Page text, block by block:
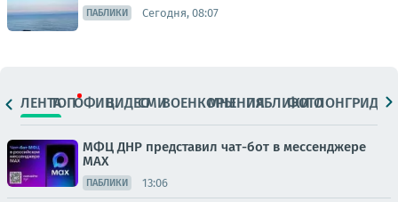
ПАБЛИКИ Сегодня, 08:07
ЛЕНТАТОПОФИЦ.ВИДЕОСМИВОЕНКОРЫМНЕНИЯПАБЛИКИ
ФОТОЛОНГРИДЫ
МФЦ ДНР представил чат-бот в мессенджере
MAX
ПАБЛИКИ 13:06